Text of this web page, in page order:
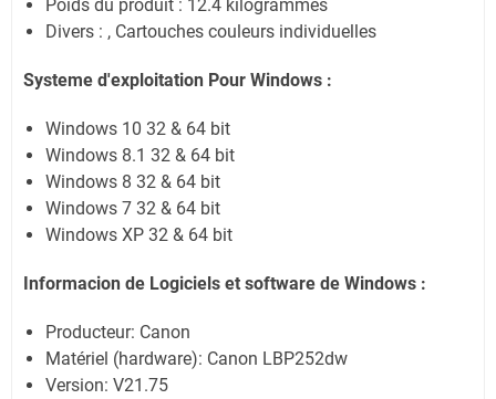
Poids du produit : 12.4 kilogrammes
Divers : , Cartouches couleurs individuelles
Systeme d'exploitation Pour Windows :
Windows 10 32 & 64 bit
Windows 8.1 32 & 64 bit
Windows 8 32 & 64 bit
Windows 7 32 & 64 bit
Windows XP 32 & 64 bit
Informacion de Logiciels et software de Windows :
Producteur: Canon
Matériel (hardware): Canon LBP252dw
Version: V21.75